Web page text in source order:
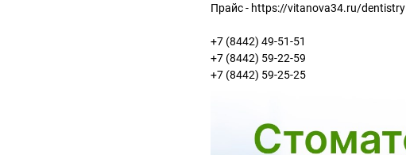
Прайс - https://vitanova34.ru/dentistry
+7 (8442) 49-51-51
+7 (8442) 59-22-59
+7 (8442) 59-25-25